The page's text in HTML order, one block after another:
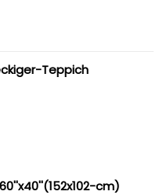
Teppich
60''x40''(152x102-cm)